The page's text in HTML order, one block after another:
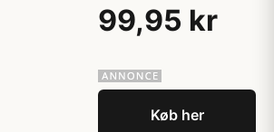
99,95 kr
Køb her